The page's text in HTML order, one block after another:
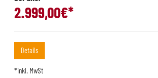
2.999,00€*
Details
*inkl. MwSt